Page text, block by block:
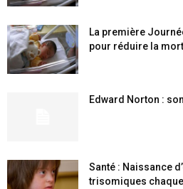
La première
pour réduire la
Edward Norton :
Santé : Naissance
trisomiques